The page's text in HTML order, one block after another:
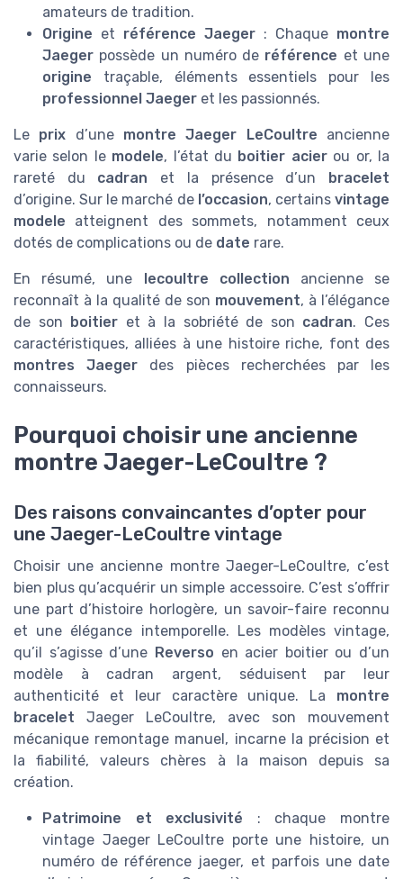
amateurs de tradition.
Origine et référence Jaeger : Chaque montre
Jaeger possède un numéro de référence et une
origine traçable, éléments essentiels pour les
professionnel Jaeger et les passionnés.
Le prix d’une montre Jaeger LeCoultre ancienne
varie selon le modele, l’état du boitier acierou or, la
rareté du cadran et la présence d’un bracelet
d’origine. Sur le marché de l’occasion, certainsvintage
modele atteignent des sommets, notamment ceux
dotés de complications ou de date rare.
En résumé, une lecoultre collection ancienne se
reconnaît à la qualité de son mouvement, à l’élégance
de son boitier et à la sobriété de son cadran. Ces
caractéristiques, alliées à une histoire riche, font des
montres Jaeger des pièces recherchées par les
connaisseurs.
Pourquoi choisir une ancienne
montre Jaeger-LeCoultre ?
Des raisons convaincantes d’opter pour
une Jaeger-LeCoultre vintage
Choisir une ancienne montre Jaeger-LeCoultre, c’est
bien plus qu’acquérir un simple accessoire. C’est s’offrir
une part d’histoire horlogère, un savoir-faire reconnu
et une élégance intemporelle. Les modèles vintage,
qu’il s’agisse d’une Reverso en acier boitier ou d’un
modèle à cadran argent, séduisent par leur
authenticité et leur caractère unique. La montre
bracelet Jaeger LeCoultre, avec son mouvement
mécanique remontage manuel, incarne la précision et
la fiabilité, valeurs chères à la maison depuis sa
création.
Patrimoine et exclusivité : chaque montre
vintage Jaeger LeCoultre porte une histoire, un
numéro de référence jaeger, et parfois une date